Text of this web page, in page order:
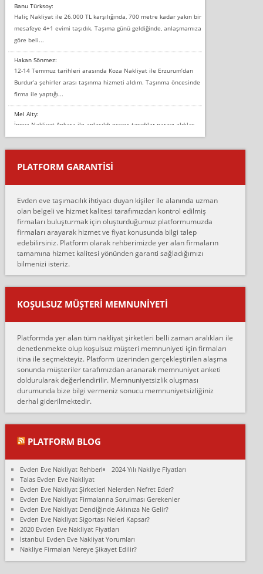
Banu Türksoy:
Haliç Nakliyat ile 26.000 TL karşılığında, 700 metre kadar yakın bir
mesafeye 4+1 evimi taşıdık. Taşıma günü geldiğinde, anlaşmamıza
göre beli...
Hakan Sönmez:
12-14 Temmuz tarihleri arasında Koza Nakliyat ile Erzurum’dan
Burdur’a şehirler arası taşınma hizmeti aldım. Taşınma öncesinde
firma ile yaptığı...
Mel Alty:
İnova Nakliyat Ankara ile anlaşıldı eşyayı taşıdılar parayı aldılar.
Salon duvarına bir baktım birisi boydan alüminyum renkli bantı
yapıştırm...
Murat:
çalıştıklarını, müş...
Ahmet:
Lüleburgaz güngünes evden eve naklyat eşyalarımı taşımak için
anlaştık sabah eve geldiklerinde de eşyalarımı düzgün şekilde
sarcaz demelerine r...
mehmet güldü:
Ankara ALİCANLAR NAKLİYAT Tutarsız ve ticari ahlak problemleri
var verdikleri fiyat teklifini arttırdılar. Sonrasında taşıma gününde
oldukça tutarsı...
Ankara Alicanlar naklyat tel 5465524025. 2600 TL'ye ankaradan
Konya ya Alicanlar naklyat la anlaştık bu şahıs evin taşınacağı gün
fiyatın mazoto gele...
Fatih kokmese:
Diyarbakır dan eşyamı getirtmek için anlaştım sözleşme yaptım.
Son anda fiyat artırdılar.. mecburiyetten tasittim.. bu kişiler ağrılı
Ali:
olduk. Asansörlü dediler sonra uraya asansör kurulmaz dediler
fark istediler. ortada asa...
Nimet:
Ben 2021 Ağustos ilk haftası Evimi taşıdım yani İstanbul'un bir
Mahallesi'nden bir başka Mahallesi'ne yani Ümraniye bölgesinde
oturuyorum önceleri ara...
Nimet Köse:
Merhaba ben 2021 Ağustos ilk haftası evimi Ümraniye'den Çok
PLATFORM GARANTİSİ
Evden eve taşımacılık ihtiyacı duyan kişiler ile alanında uzman
olan belgeli ve hizmet kalitesi tarafımızdan kontrol edilmiş
firmaları buluşturmak için oluşturduğumuz platformumuzda
firmaları arayarak hizmet ve fiyat konusunda bilgi talep
edebilirsiniz. Platform olarak rehberimizde yer alan firmaların
tamamına hizmet kalitesi yönünden garanti sağladığımızı
bilmenizi isteriz.
KOŞULSUZ MÜŞTERI MEMNUNIYETI
Platformda yer alan tüm nakliyat şirketleri belli zaman aralıkları ile
denetlenmekte olup koşulsuz müşteri memnuniyeti için firmaları
itina ile seçmekteyiz. Platform üzerinden gerçekleştirilen alaşma
sonunda müşteriler tarafımızdan aranarak memnuniyet anketi
doldurularak değerlendirilir. Memnuniyetsizlik oluşması
durumunda bize bilgi vermeniz sonucu memnuniyetsizliğiniz
derhal giderilmektedir.
PLATFORM BLOG
Evden Eve Nakliyat Rehberi
2024 Yılı Nakliye Fiyatları
Talas Evden Eve Nakliyat
Evden Eve Nakliyat Şirketleri Nelerden Nefret Eder?
Evden Eve Nakliyat Firmalarına Sorulması Gerekenler
Evden Eve Nakliyat Dendiğinde Aklınıza Ne Gelir?
Evden Eve Nakliyat Sigortası Neleri Kapsar?
2020 Evden Eve Nakliyat Fiyatları
İstanbul Evden Eve Nakliyat Yorumları
Nakliye Firmaları Nereye Şikayet Edilir?